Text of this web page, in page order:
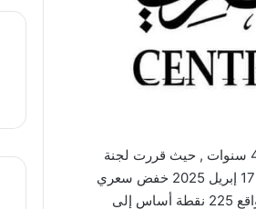
في اجتماعهـا اليــوم الخميس الموافـــق 17 إبريل 2025 خفض سعري
عائد الإيداع والإقراض ” الفائدة ” لليلة واحدة وسعر العملية الرئيسية للبنك المركزي بواقع 225 نقطة أساس إلى